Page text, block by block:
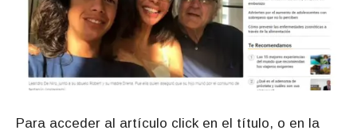
Para acceder al artículo click en el título, o en la